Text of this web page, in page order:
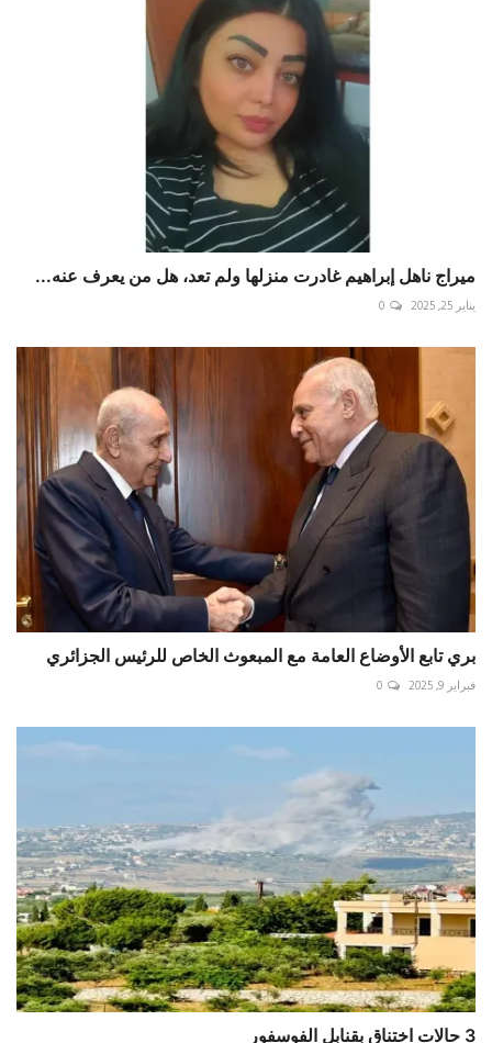
ميراج ناهل إبراهيم غادرت منزلها ولم تعد، هل من يعرف عنه...
يناير 25, 2025 0
بري تابع الأوضاع العامة مع المبعوث الخاص للرئيس الجزائري
فبراير 9, 2025 0
3 حالات اختناق بقنابل الفوسفور